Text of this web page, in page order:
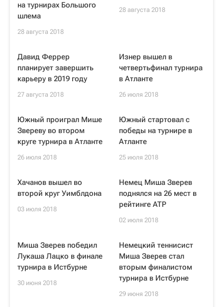
на турнирах Большого
шлема
28 августа 2018
28 августа 2018
Давид Феррер
планирует завершить
карьеру в 2019 году
27 августа 2018
Изнер вышел в
четвертьфинал турнира
в Атланте
26 июля 2018
Южный проиграл Мише
Звереву во втором
круге турнира в Атланте
26 июля 2018
Южный стартовал с
победы на турнире в
Атланте
25 июля 2018
Хачанов вышел во
второй круг Уимблдона
03 июля 2018
Немец Миша Зверев
поднялся на 26 мест в
рейтинге ATP
02 июля 2018
Миша Зверев победил
Лукаша Лацко в финале
турнира в Истбурне
30 июня 2018
Немецкий теннисист
Миша Зверев стал
вторым финалистом
турнира в Истбурне
29 июня 2018